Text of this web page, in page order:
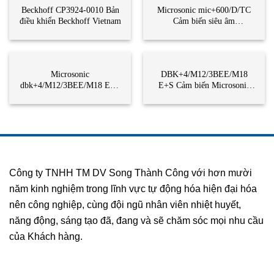
Beckhoff CP3924-0010 Bản
điều khiển Beckhoff Vietnam
Microsonic mic+600/D/TC
Cảm biến siêu âm
Microsonic
dbk+4/M12/3BEE/M18 E+S
Microsonic Vietnam
DBK+4/M12/3BEE/M18
E+S Cảm biến Microsonic
Công ty TNHH TM DV Song Thành Công với hơn mười
năm kinh nghiệm trong lĩnh vực tự động hóa hiện đại hóa
nên công nghiệp, cùng đội ngũ nhân viên nhiệt huyết,
năng động, sáng tạo đã, đang và sẽ chăm sóc mọi nhu cầu
của Khách hàng.